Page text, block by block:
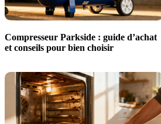
Compresseur Parkside : guide d’achat
et conseils pour bien choisir